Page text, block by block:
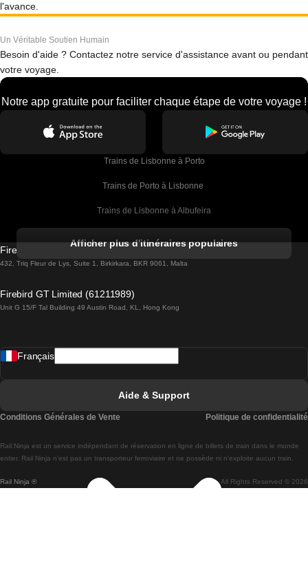
l'avance.
Un Véritable Soutien Humain
Besoin d'aide ? Contactez notre service d'assistance avant ou pendant
votre voyage.
Notre app gratuite pour faciliter chaque étape de votre voyage !
Trains de Lisbonne à Porto
Trains de Porto à Lisbonne
Trains de Lisbonne à Albufeira
Trains de Lisbonne à Lagos
Trains de Lisbonne à Madrid
Trains de Lisbonne à Braga
Trains de Braga à Lisbonne
Afficher plus d'itinéraires populaires
Firebird GT Limited (OC 1451)
432, Triq Fleur de Lys, Suite 1, Birkirkara, BKR 9061, Malta
Firebird GT Limited (61211989)
Unit G 15/F Tal Building 49 Austin Road, KL, Hong Kong
Rail Ninja ® All Rights Reserved © 2026
Rail.Ninja est un service indépendant de réservation en ligne de billets de train dans le monde
entier. Rail Ninja n'est pas un transporteur ferroviaire et ne possède ni n'exploite aucun train.
Français
Aide & Support
Conditions Générales de Vente Politique de confidentialité